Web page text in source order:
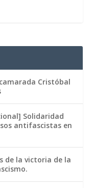
Cristóbal
Solidaridad
antifascistas en
de la victoria de la